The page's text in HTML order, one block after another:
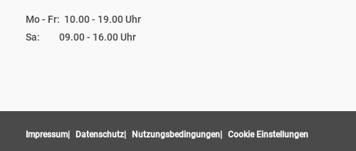
Mo - Fr: 10.00 - 19.00 Uhr
Sa: 09.00 - 16.00 Uhr
Impressum Datenschutz Nutzungsbedingungen Cookie Einstellungen